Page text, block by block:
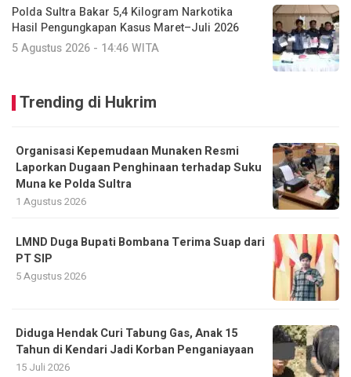
Polda Sultra Bakar 5,4 Kilogram Narkotika
Hasil Pengungkapan Kasus Maret–Juli 2026
5 Agustus 2026 - 14:46 WITA
Trending di Hukrim
Organisasi Kepemudaan Munaken Resmi
Laporkan Dugaan Penghinaan terhadap Suku
Muna ke Polda Sultra
1 Agustus 2026
LMND Duga Bupati Bombana Terima Suap dari
PT SIP
5 Agustus 2026
Diduga Hendak Curi Tabung Gas, Anak 15
Tahun di Kendari Jadi Korban Penganiayaan
15 Juli 2026